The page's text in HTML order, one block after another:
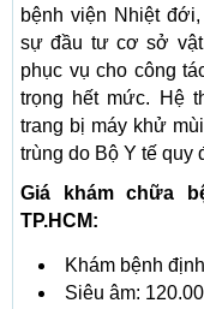
bệnh viện Nhiệt
sự đầu tư cơ sở vật
phục vụ cho công
trọng hết mức. Hệ
trang bị máy khử
trùng do Bộ Y tế quy
Giá khám chữa
TP.HCM:
Khám bệnh
Siêu âm: